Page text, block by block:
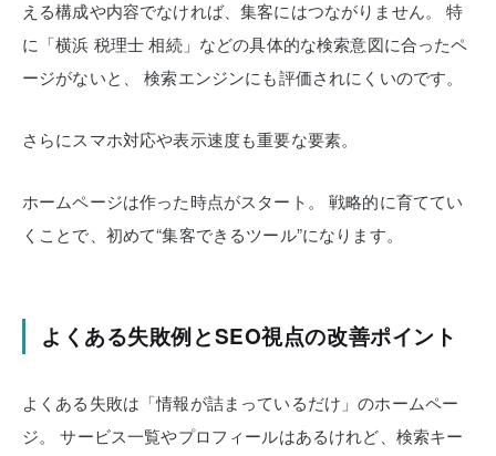
える構成や内容でなければ、集客にはつながりません。
特
に「横浜 税理士 相続」などの具体的な検索意図に合ったペ
ージがないと、
検索エンジンにも評価されにくいのです。
さらにスマホ対応や表示速度も重要な要素。
ホームページは作った時点がスタート。
戦略的に育ててい
くことで、初めて“集客できるツール”になります。
よくある失敗例とSEO視点の改善ポイント
よくある失敗は「情報が詰まっているだけ」のホームペー
ジ。
サービス一覧やプロフィールはあるけれど、検索キー